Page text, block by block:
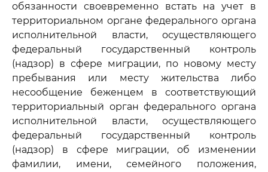
обязанности своевременно встать на учет в
территориальном органе федерального органа
исполнительной власти, осуществляющего
федеральный государственный контроль
(надзор) в сфере миграции, по новому месту
пребывания или месту жительства либо
несообщение беженцем в соответствующий
территориальный орган федерального органа
исполнительной власти, осуществляющего
федеральный государственный контроль
(надзор) в сфере миграции, об изменении
фамилии, имени, семейного положения,